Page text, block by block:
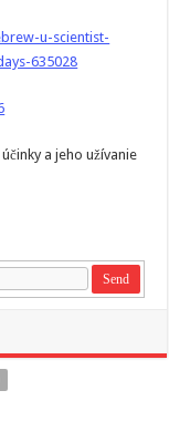
u-scientist-
635028
a jeho užívanie